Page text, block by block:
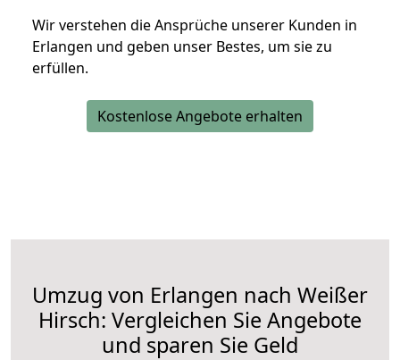
Wir verstehen die Ansprüche unserer Kunden in
Erlangen und geben unser Bestes, um sie zu
erfüllen.
Kostenlose Angebote erhalten
Umzug von Erlangen nach Weißer
Hirsch: Vergleichen Sie Angebote
und sparen Sie Geld